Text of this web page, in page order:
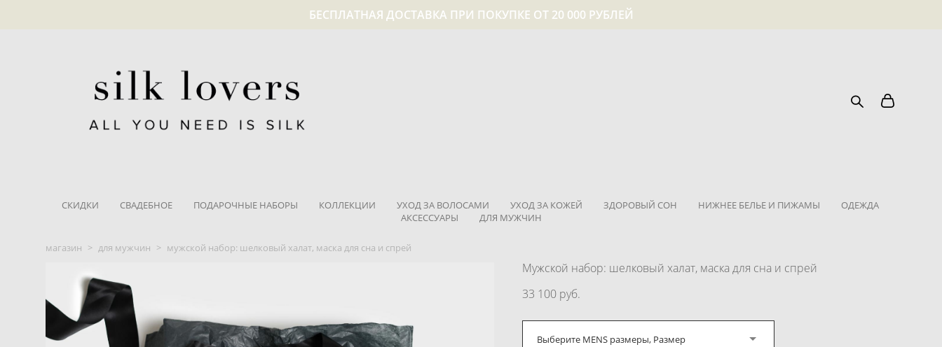
БЕСПЛАТНАЯ ДОСТАВКА ПРИ ПОКУПКЕ ОТ 20 000 РУБЛЕЙ
СКИДКИ СВАДЕБНОЕ ПОДАРОЧНЫЕ НАБОРЫ КОЛЛЕКЦИИ УХОД ЗА ВОЛОСАМИ УХОД ЗА КОЖЕЙ ЗДОРОВЫЙ СОН НИЖНЕЕ БЕЛЬЕ И ПИЖАМЫ
ОДЕЖДА
АКСЕССУАРЫ
ДЛЯ МУЖЧИН
магазин > для мужчин > мужской набор: шелковый халат, маска для сна и спрей
Мужской набор: шелковый халат, маска для сна и спрей
33 100 pуб.
Выберите MENS размеры, Размер